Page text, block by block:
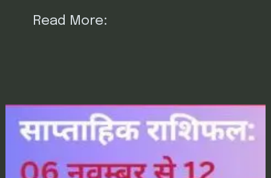
Read More: